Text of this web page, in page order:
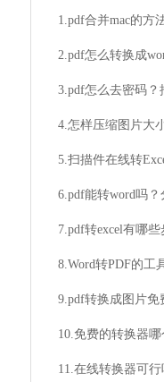
4.怎样压缩图片大
7.pdf转excel有哪